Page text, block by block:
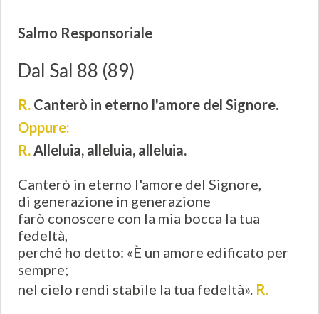
Salmo Responsoriale
Dal Sal 88 (89)
R. Canterò in eterno l'amore del Signore.
Oppure:
R.Alleluia, alleluia, alleluia.
Canterò in eterno l'amore del Signore,
di generazione in generazione
farò conoscere con la mia bocca la tua
fedeltà,
perché ho detto: «È un amore edificato per
sempre;
nel cielo rendi stabile la tua fedeltà». R.